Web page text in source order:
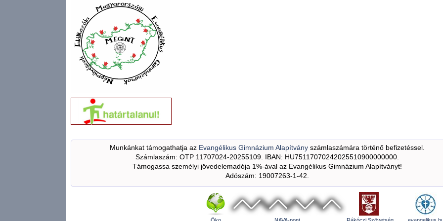
Munkánkat támogathatja az Evangélikus Gimnázium Alapítványszámlaszámára történő befizetéssel.
Számlaszám: OTP 11707024-20255109. IBAN: HU75117070242025510900000000.
Támogassa személyi jövedelemadója 1%-ával az Evangélikus Gimnázium Alapítványt!
Adószám: 19007263-1-42.